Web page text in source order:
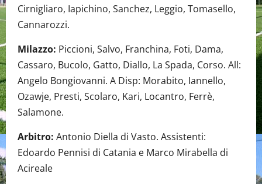
Cirnigliaro, Iapichino, Sanchez, Leggio, Tomasello,
Cannarozzi.
Milazzo: Piccioni, Salvo, Franchina, Foti, Dama,
Cassaro, Bucolo, Gatto, Diallo, La Spada, Corso. All:
Angelo Bongiovanni. A Disp: Morabito, Iannello,
Ozawje, Presti, Scolaro, Kari, Locantro, Ferrè,
Salamone.
Arbitro: Antonio Diella di Vasto. Assistenti:
Edoardo Pennisi di Catania e Marco Mirabella di
Acireale